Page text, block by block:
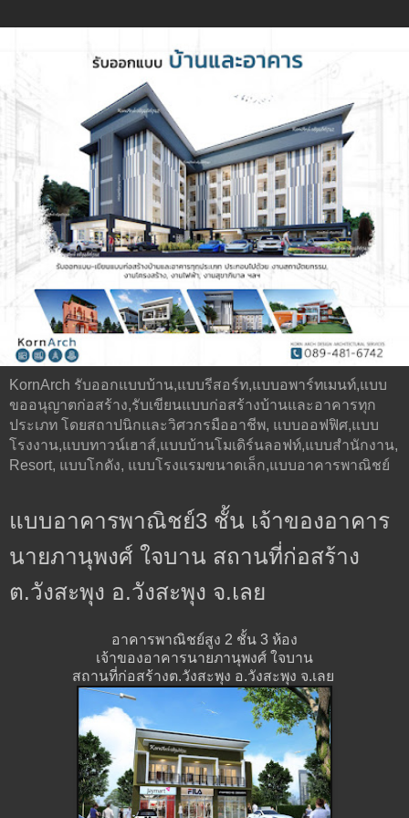
KornArch รับออกแบบบ้าน,แบบรีสอร์ท,แบบอพาร์ทเมนท์,แบบ
ขออนุญาตก่อสร้าง,รับเขียนแบบก่อสร้างบ้านและอาคารทุก
ประเภท โดยสถาปนิกและวิศวกรมืออาชีพ, แบบออฟฟิศ,แบบ
โรงงาน,แบบทาวน์เฮาส์,แบบบ้านโมเดิร์นลอฟท์,แบบสำนักงาน,
Resort, แบบโกดัง, แบบโรงแรมขนาดเล็ก,แบบอาคารพาณิชย์
แบบอาคารพาณิชย์3 ชั้น เจ้าของอาคาร
นายภานุพงศ์ ใจบาน สถานที่ก่อสร้าง
ต.วังสะพุง อ.วังสะพุง จ.เลย
อาคารพาณิชย์สูง 2 ชั้น 3 ห้อง
เจ้าของอาคารนายภานุพงศ์ ใจบาน
สถานที่ก่อสร้างต.วังสะพุง อ.วังสะพุง จ.เลย